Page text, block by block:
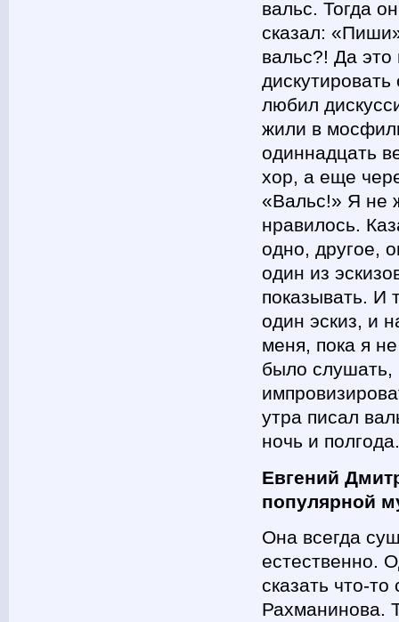
вальс. Тогда
сказал:
вальс?! Да это
любил
жили в
одиннадцать
хор, а еще
«Вальс!» Я не
нравилось.
одно, другое,
один из
показывать. И
один эскиз, и
меня, пока я
было слушать,
утра писал
ночь и
Евгений
популярной
Она всегда
естественно.
сказать что-
Рахманинова.